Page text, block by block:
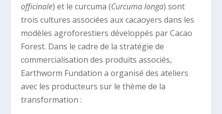
officinale) et le curcuma (Curcuma longa) sont
trois cultures associées aux cacaoyers dans les
modèles agroforestiers développés par Cacao
Forest. Dans le cadre de la stratégie de
commercialisation des produits associés,
Earthworm Fundation a organisé des ateliers
avec les producteurs sur le thème de la
transformation :